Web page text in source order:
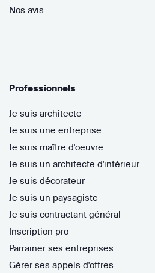
Nos avis
Professionnels
Je suis architecte
Je suis une entreprise
Je suis maître d'oeuvre
Je suis un architecte d'intérieur
Je suis décorateur
Je suis un paysagiste
Je suis contractant général
Inscription pro
Parrainer ses entreprises
Gérer ses appels d'offres